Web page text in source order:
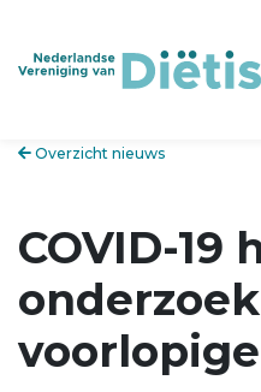
Overzicht nieuws
COVID-19